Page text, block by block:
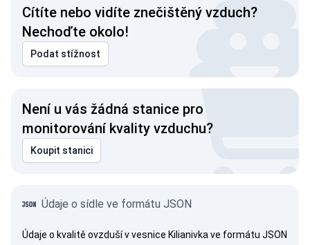
Cítíte nebo vidíte znečištěný vzduch?
Nechoďte okolo!
Podat stížnost
Není u vás žádná stanice pro
monitorování kvality vzduchu?
Koupit stanici
Údaje o sídle ve formátu JSON
Údaje o kvalitě ovzduší v vesnice Kilianivka ve formátu JSON